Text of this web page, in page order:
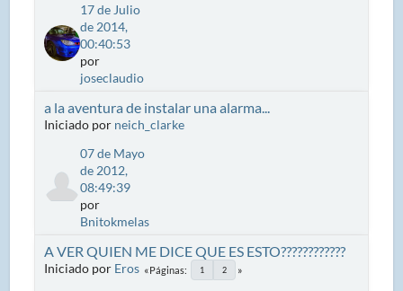
17 de Julio
de 2014,
00:40:53
por
joseclaudio
a la aventura de instalar una alarma...
Iniciado por neich_clarke
07 de Mayo
de 2012,
08:49:39
por
Bnitokmelas
A VER QUIEN ME DICE QUE ES ESTO????????????
Iniciado por Eros Páginas 1 2